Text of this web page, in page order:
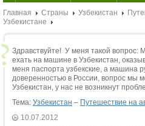
Главная Страны Узбекистан
Узбекистане
Здравствуйте! У меня такой вопрос:
ехать на машине в Узбекистан,
меня паспорта узбекские, а машина
доверенностью в России, вопрос мы
Узбекистан, у нас не возникнут
Тема: Узбекистан – Путешествие на
10.07.2012